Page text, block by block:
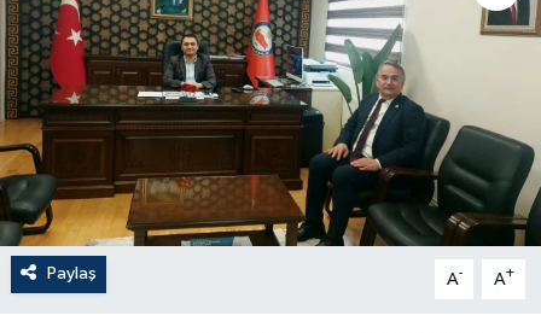
Paylaş A- A+